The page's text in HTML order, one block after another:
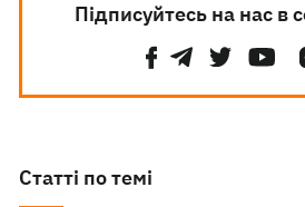
Підписуйтесь на нас в
Статті по темі